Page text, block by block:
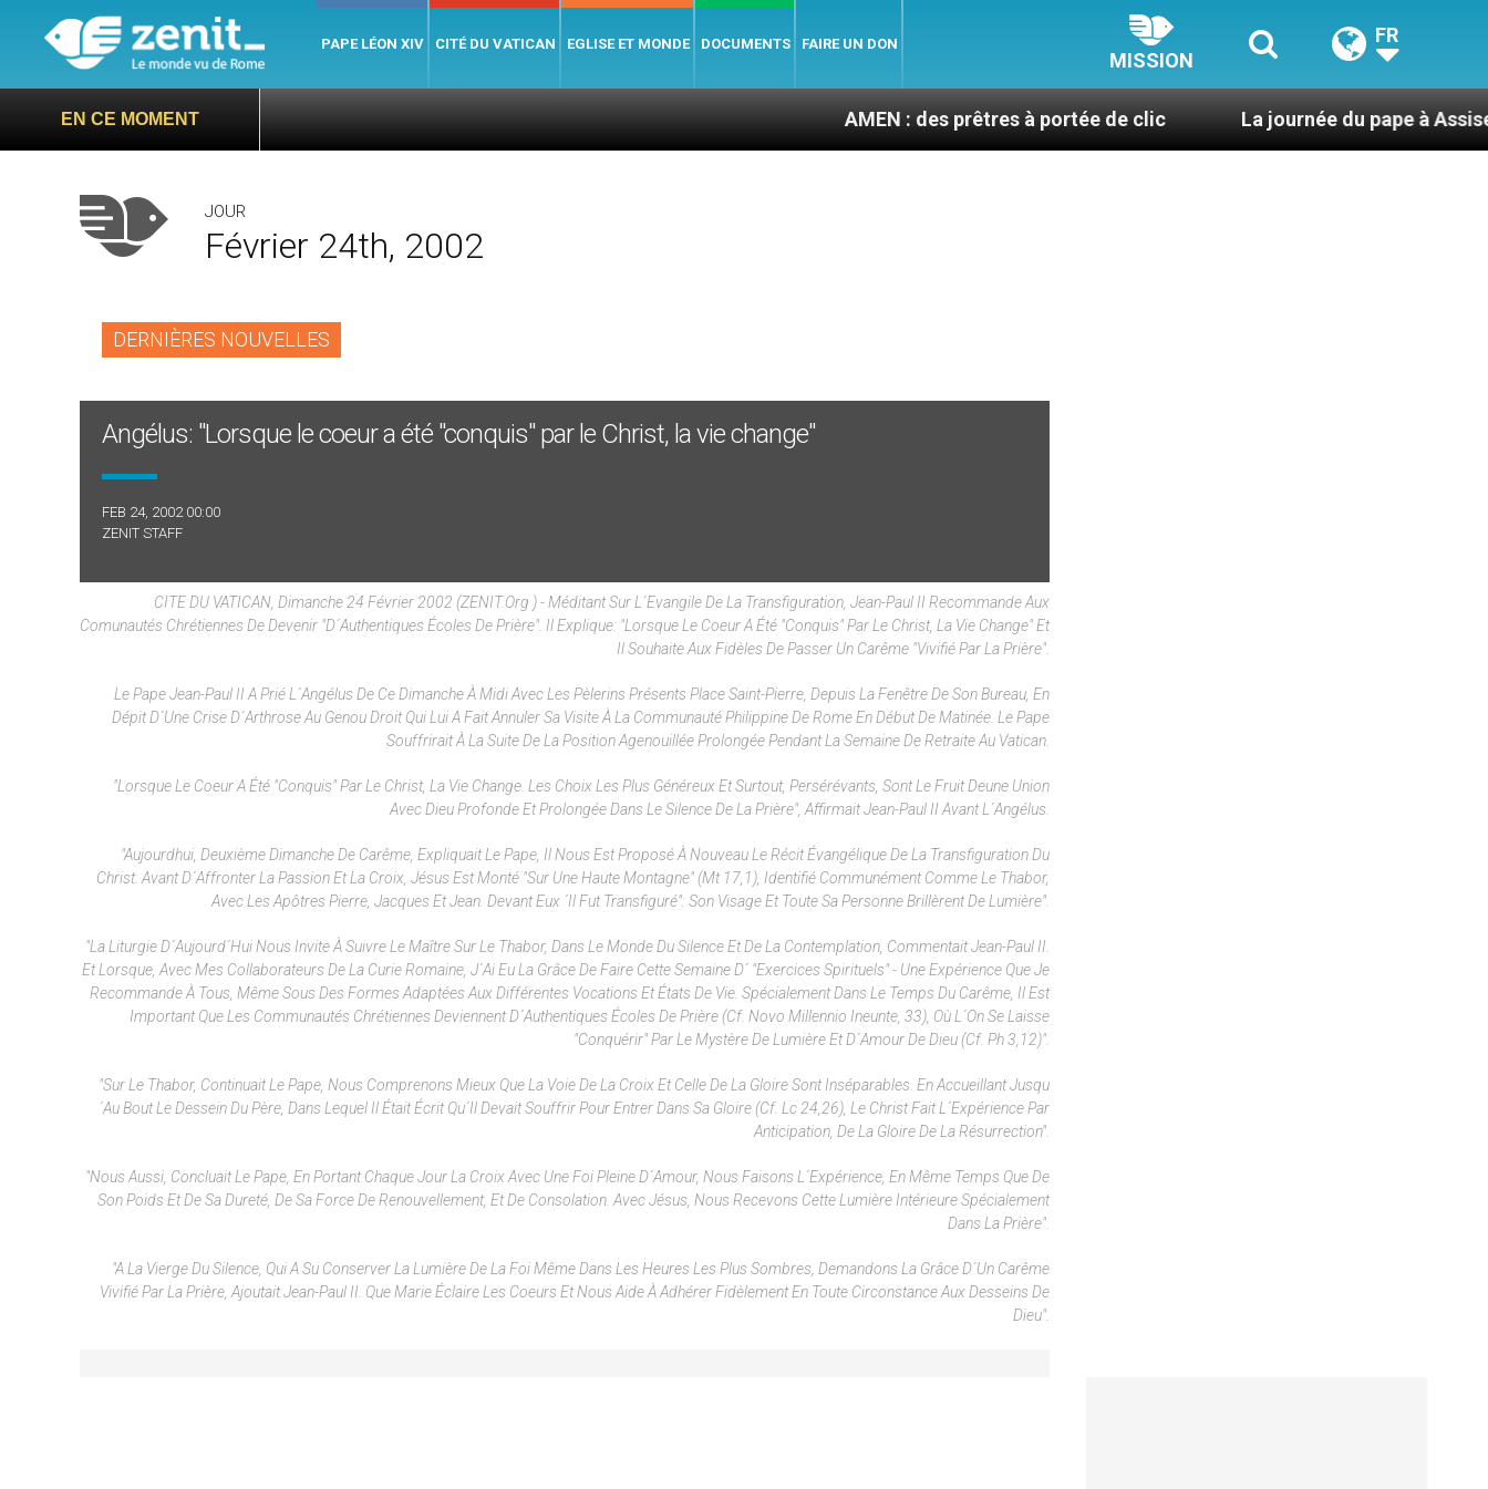
PAPE LÉON XIV CITÉ DU VATICAN EGLISE ET MONDE DOCUMENTS FAIRE UN DON
MISSION
FR
EN CE MOMENT AMEN : des prêtres à portée de clic La journée du pape à Assise : « Allons-
JOUR
Février 24th, 2002
DERNIÈRES NOUVELLES
Angélus: "Lorsque le coeur a été "conquis" par le Christ, la vie change"
FEB 24, 2002 00:00
ZENIT STAFF
CITE DU VATICAN, Dimanche 24 Février 2002 (ZENIT.org ) - Méditant Sur L´Evangile De La Transfiguration, Jean-Paul II Recommande Aux
Comunautés Chrétiennes De Devenir "d´authentiques Écoles De Prière". Il Explique: "Lorsque Le Coeur A Été "conquis" Par Le Christ, La Vie Change" Et
Il Souhaite Aux Fidèles De Passer Un Carême "vivifié Par La Prière".
Le Pape Jean-Paul II A Prié L´angélus De Ce Dimanche À Midi Avec Les Pèlerins Présents Place Saint-Pierre, Depuis La Fenêtre De Son Bureau, En
Dépit D´une Crise D´arthrose Au Genou Droit Qui Lui A Fait Annuler Sa Visite À La Communauté Philippine De Rome En Début De Matinée. Le Pape
Souffrirait À La Suite De La Position Agenouillée Prolongée Pendant La Semaine De Retraite Au Vatican.
"Lorsque Le Coeur A Été "conquis" Par Le Christ, La Vie Change. Les Choix Les Plus Généreux Et Surtout, Persérévants, Sont Le Fruit Deune Union
Avec Dieu Profonde Et Prolongée Dans Le Silence De La Prière", Affirmait Jean-Paul II Avant L´angélus.
"Aujourdhui, Deuxième Dimanche De Carême, Expliquait Le Pape, Il Nous Est Proposé À Nouveau Le Récit Évangélique De La Transfiguration Du
Christ. Avant D´affronter La Passion Et La Croix, Jésus Est Monté "sur Une Haute Montagne" (Mt 17,1), Identifié Communément Comme Le Thabor,
Avec Les Apôtres Pierre, Jacques Et Jean. Devant Eux ´il Fut Transfiguré": Son Visage Et Toute Sa Personne Brillèrent De Lumière".
"La Liturgie D´aujourd´hui Nous Invite À Suivre Le Maître Sur Le Thabor, Dans Le Monde Du Silence Et De La Contemplation, Commentait Jean-Paul II.
Et Lorsque, Avec Mes Collaborateurs De La Curie Romaine, J´ai Eu La Grâce De Faire Cette Semaine D´ "exercices Spirituels" - Une Expérience Que Je
Recommande À Tous, Même Sous Des Formes Adaptées Aux Différentes Vocations Et États De Vie. Spécialement Dans Le Temps Du Carême, Il Est
Important Que Les Communautés Chrétiennes Deviennent D´authentiques Écoles De Prière (cf. Novo Millennio Ineunte, 33), Où L´on Se Laisse
"conquérir" Par Le Mystère De Lumière Et D´amour De Dieu (cf. Ph 3,12)".
"Sur Le Thabor, Continuait Le Pape, Nous Comprenons Mieux Que La Voie De La Croix Et Celle De La Gloire Sont Inséparables. En Accueillant Jusqu
´au Bout Le Dessein Du Père, Dans Lequel Il Était Écrit Qu´il Devait Souffrir Pour Entrer Dans Sa Gloire (cf. Lc 24,26), Le Christ Fait L´expérience Par
Anticipation, De La Gloire De La Résurrection".
"Nous Aussi, Concluait Le Pape, En Portant Chaque Jour La Croix Avec Une Foi Pleine D´amour, Nous Faisons L´expérience, En Même Temps Que De
Son Poids Et De Sa Dureté, De Sa Force De Renouvellement, Et De Consolation. Avec Jésus, Nous Recevons Cette Lumière Intérieure Spécialement
Dans La Prière".
"A La Vierge Du Silence, Qui A Su Conserver La Lumière De La Foi Même Dans Les Heures Les Plus Sombres, Demandons La Grâce D´un Carême
Vivifié Par La Prière, Ajoutait Jean-Paul II. Que Marie Éclaire Les Coeurs Et Nous Aide À Adhérer Fidèlement En Toute Circonstance Aux Desseins De
Dieu".